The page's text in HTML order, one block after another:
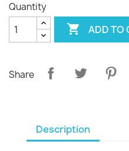
Quantity
 ADD TO
Share
Description